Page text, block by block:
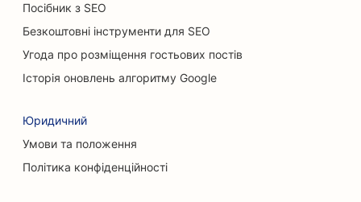
SEO для хіропрактиків
SEO для послуг хімічного пілінгу
SEO для пластичних хірургів
SEO для черепно-лицьових хірургів
Посібник з SEO
Безкоштовні інструменти для SEO
Угода про розміщення гостьових постів
Історія оновлень алгоритму Google
Юридичний
Умови та положення
Політика конфіденційності